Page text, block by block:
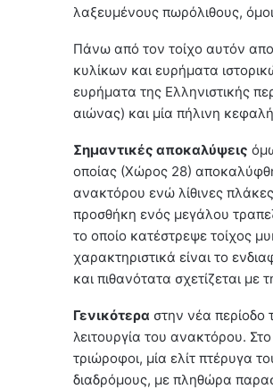
λαξευμένους πωρόλιθους,
Πάνω από τον τοίχο αυτόν
κυλίκων και ευρήματα
ευρήματα της Ελληνιστικής
αιώνας) και μία πήλινη
Σημαντικές αποκαλύψεις
οποίας (Χώρος 28)
ανακτόρου ενώ λίθινες
προσθήκη ενός μεγάλου
το οποίο κατέστρεψε τοίχος
χαρακτηριστικά είναι το
και πιθανότατα σχετίζεται
Γενικότερα στην νέα
λειτουργία του ανακτόρου.
τριώροφοι, μία ελίτ πτέρυγα
διαδρόμους, με πληθώρα